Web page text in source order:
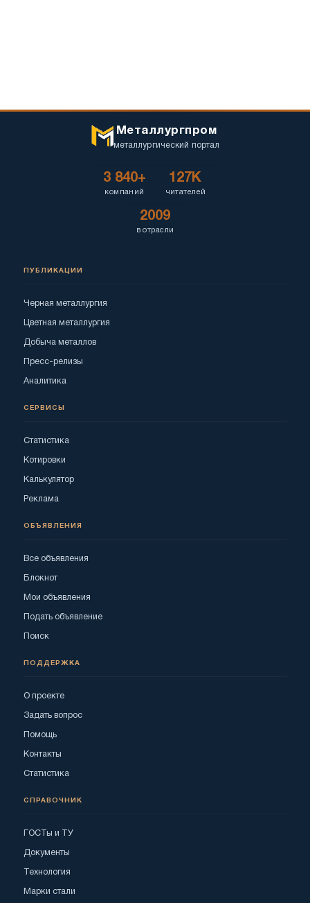
Металлургпром
металлургический портал
3 840+
компаний
127K
читателей
2009
в отрасли
ПУБЛИКАЦИИ
Черная металлургия
Цветная металлургия
Добыча металлов
Пресс-релизы
Аналитика
СЕРВИСЫ
Статистика
Котировки
Калькулятор
Реклама
ОБЪЯВЛЕНИЯ
Все объявления
Блокнот
Мои объявления
Подать объявление
Поиск
ПОДДЕРЖКА
О проекте
Задать вопрос
Помощь
Контакты
Статистика
СПРАВОЧНИК
ГОСТы и ТУ
Документы
Технология
Марки стали